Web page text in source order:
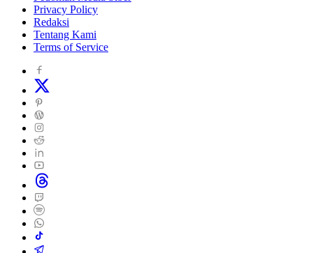
Privacy Policy
Redaksi
Tentang Kami
Terms of Service